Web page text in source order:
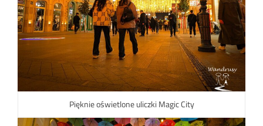
Pięknie oświetlone uliczki Magic City